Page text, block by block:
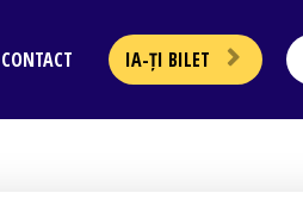
CONTACT IA-ȚI BILET